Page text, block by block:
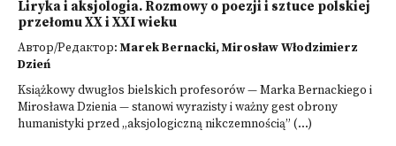
Liryka i aksjologia. Rozmowy o poezji i sztuce polskiej
przełomu XX i XXI wieku
Автор/Редактор:Marek Bernacki, Mirosław Włodzimierz
Dzień
Książkowy dwugłos bielskich profesorów — Marka Bernackiego i
Mirosława Dzienia — stanowi wyrazisty i ważny gest obrony
humanistyki przed „aksjologiczną nikczemnością” (...)